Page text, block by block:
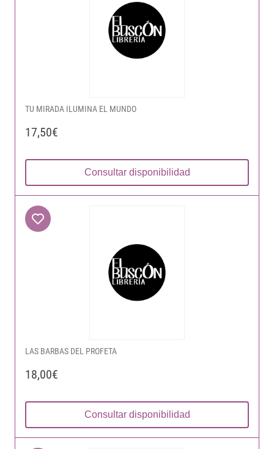
TU MIRADA ILUMINA EL MUNDO
17,50€
Consultar disponibilidad
LAS BARBAS DEL PROFETA
18,00€
Consultar disponibilidad